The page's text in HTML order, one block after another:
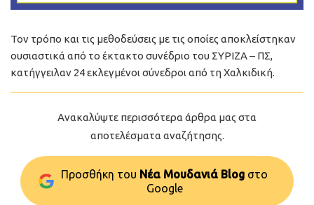
Τον τρόπο και τις μεθοδεύσεις με τις οποίες αποκλείστηκαν
ουσιαστικά από το έκτακτο συνέδριο του ΣΥΡΙΖΑ – ΠΣ,
κατήγγειλαν 24 εκλεγμένοι σύνεδροι από τη Χαλκιδική.
Ανακαλύψτε περισσότερα άρθρα μας στα
αποτελέσματα αναζήτησης.
Προσθήκη του Νέα Μουδανιά Blog στo
Google